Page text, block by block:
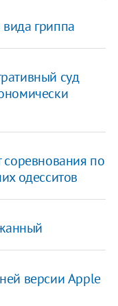
гриппа
суд
по
одесситов
версии Apple